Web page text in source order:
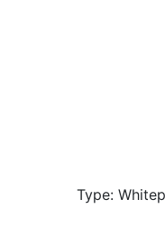
Type: